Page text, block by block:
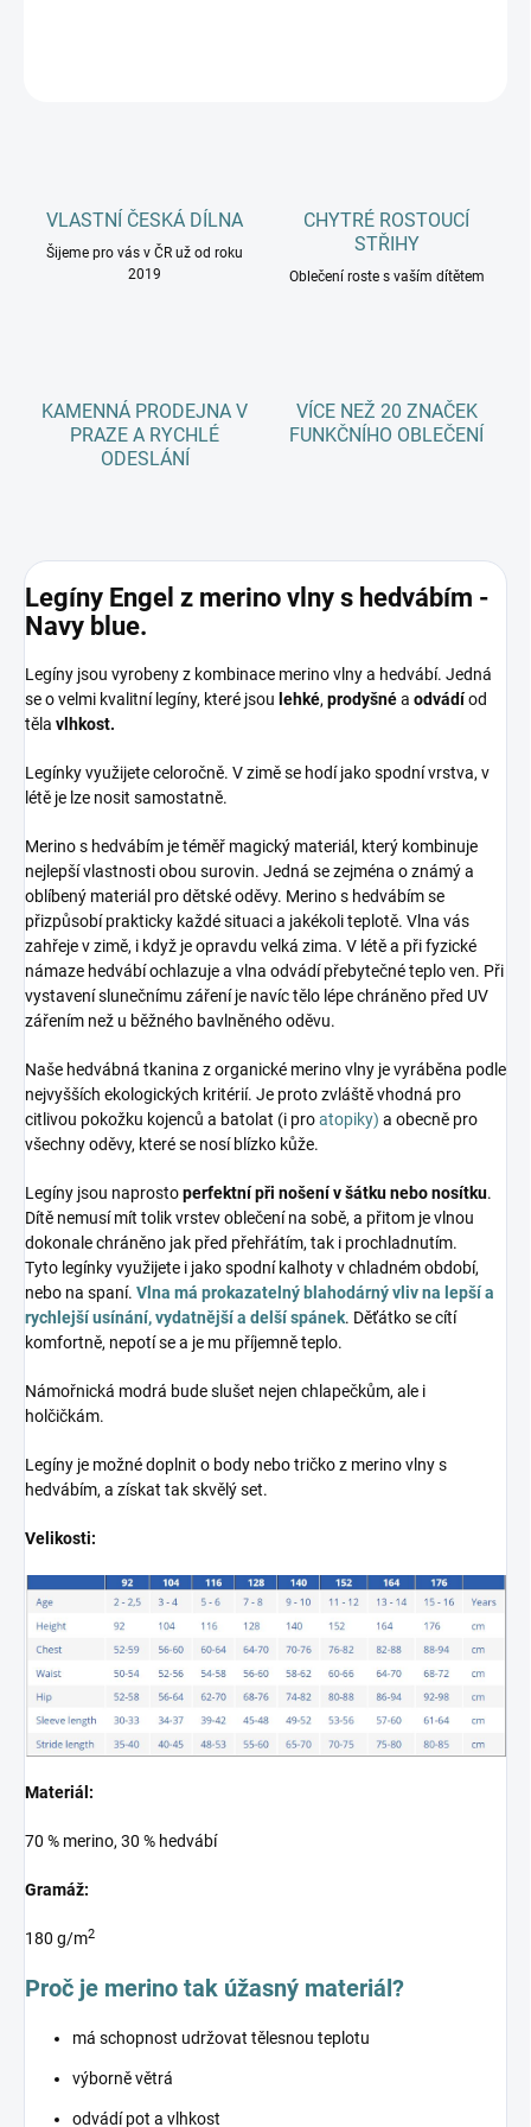
VLASTNÍ ČESKÁ DÍLNA
Šijeme pro vás v ČR už od roku
2019
CHYTRÉ ROSTOUCÍ
STŘIHY
Oblečení roste s vaším dítětem
KAMENNÁ PRODEJNA V
PRAZE A RYCHLÉ
ODESLÁNÍ
VÍCE NEŽ 20 ZNAČEK
FUNKČNÍHO OBLEČENÍ
Legíny Engel z merino vlny s hedvábím -
Navy blue.
Legíny jsou vyrobeny z kombinace merino vlny a hedvábí. Jedná
se o velmi kvalitní legíny, které jsou lehké, prodyšnéa odvádíod
těla vlhkost.
Legínky využijete celoročně. V zimě se hodí jako spodní vrstva, v
létě je lze nosit samostatně.
Merino s hedvábím je téměř magický materiál, který kombinuje
nejlepší vlastnosti obou surovin. Jedná se zejména o známý a
oblíbený materiál pro dětské oděvy. Merino s hedvábím se
přizpůsobí prakticky každé situaci a jakékoli teplotě. Vlna vás
zahřeje v zimě, i když je opravdu velká zima. V létě a při fyzické
námaze hedvábí ochlazuje a vlna odvádí přebytečné teplo ven. Při
vystavení slunečnímu záření je navíc tělo lépe chráněno před UV
zářením než u běžného bavlněného oděvu.
Naše hedvábná tkanina z organické merino vlny je vyráběna podle
nejvyšších ekologických kritérií. Je proto zvláště vhodná pro
citlivou pokožku kojenců a batolat (i proatopiky) a obecně pro
všechny oděvy, které se nosí blízko kůže.
Legíny jsou naprostoperfektní při nošení v šátku nebo nosítku.
Dítě nemusí mít tolik vrstev oblečení na sobě, a přitom je vlnou
dokonale chráněno jak před přehřátím, tak i prochladnutím.
Tyto legínky využijete i jako spodní kalhoty v chladném období,
nebo na spaní. Vlna má prokazatelný blahodárný vliv na lepší a
rychlejší usínání, vydatnější a delší spánek. Děťátko se cítí
komfortně, nepotí se a je mu příjemně teplo.
Námořnická modrá bude slušet nejen chlapečkům, ale i
holčičkám.
Legíny je možné doplnit o body nebo tričko z merino vlny s
hedvábím, a získat tak skvělý set.
Velikosti:
Materiál:
70 % merino, 30 % hedvábí
Gramáž:
180 g/m2
Proč je merino tak úžasný materiál?
má schopnost udržovat tělesnou teplotu
výborně větrá
odvádí pot a vlhkost